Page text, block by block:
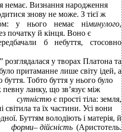
немає. Визнання народження
знову не може. З тієї ж
у нього немає німинулого,
початку й кінця. Воно є
б небуття,
стосовно
розглядалася у творах Платона та
притаманне лише світу ідей, а
буття. Тобто буття у нього було
певну ланку, що зв’язує між
сутністю є прості тіла: земля,
світила та їх частини. Усі вони
Буттям володіють і матерія, й
форми– дійсність (Аристотель.